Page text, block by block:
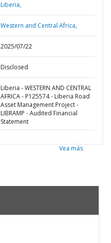
Liberia,
Western and Central Africa,
2025/07/22
Disclosed
Liberia - WESTERN AND CENTRAL
AFRICA - P125574 - Liberia Road
Asset Management Project -
LIBRAMP - Audited Financial
Statement
Vea más